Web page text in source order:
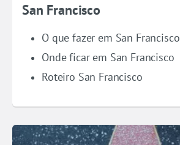
San Francisco
O que fazer em San Francisco
Onde ficar em San Francisco
Roteiro San Francisco